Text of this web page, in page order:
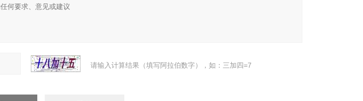
请输入计算结果（填写阿拉伯数字），如：三加四=7